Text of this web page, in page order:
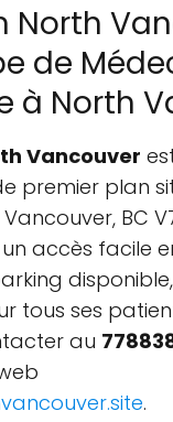
North
de
à North
Vancouver
premier plan
BC
accès facile
tous ses
au
.